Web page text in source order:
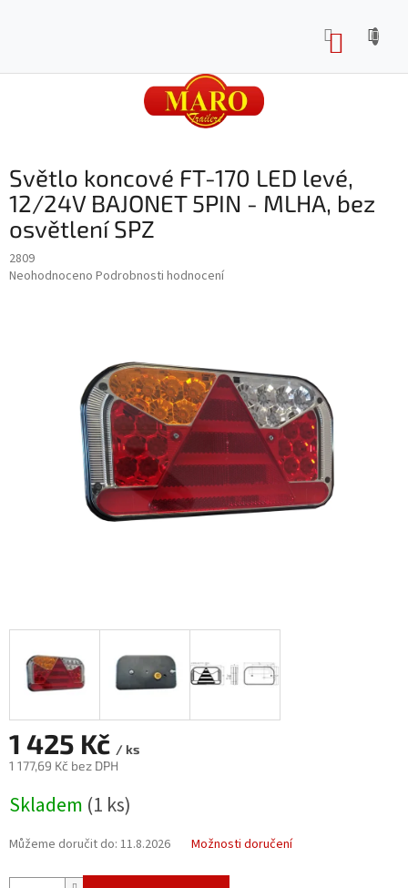
Světlo koncové FT-170 LED levé,
12/24V BAJONET 5PIN - MLHA, bez
osvětlení SPZ
2809
Průměrné
Neohodnoceno Podrobnosti hodnocení
1 425 Kč / ks
1 177,69 Kč bez DPH
cena:
Skladem (1 ks)
Můžeme doručit do: 11.8.2026 Možnosti doručení